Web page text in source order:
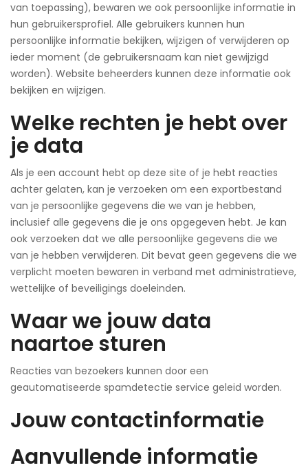
van toepassing), bewaren we ook persoonlijke informatie in
hun gebruikersprofiel. Alle gebruikers kunnen hun
persoonlijke informatie bekijken, wijzigen of verwijderen op
ieder moment (de gebruikersnaam kan niet gewijzigd
worden). Website beheerders kunnen deze informatie ook
bekijken en wijzigen.
Welke rechten je hebt over
je data
Als je een account hebt op deze site of je hebt reacties
achter gelaten, kan je verzoeken om een exportbestand
van je persoonlijke gegevens die we van je hebben,
inclusief alle gegevens die je ons opgegeven hebt. Je kan
ook verzoeken dat we alle persoonlijke gegevens die we
van je hebben verwijderen. Dit bevat geen gegevens die we
verplicht moeten bewaren in verband met administratieve,
wettelijke of beveiligings doeleinden.
Waar we jouw data
naartoe sturen
Reacties van bezoekers kunnen door een
geautomatiseerde spamdetectie service geleid worden.
Jouw contactinformatie
Aanvullende informatie